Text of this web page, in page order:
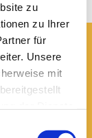
zu
zu Ihrer
für
Unsere
mit